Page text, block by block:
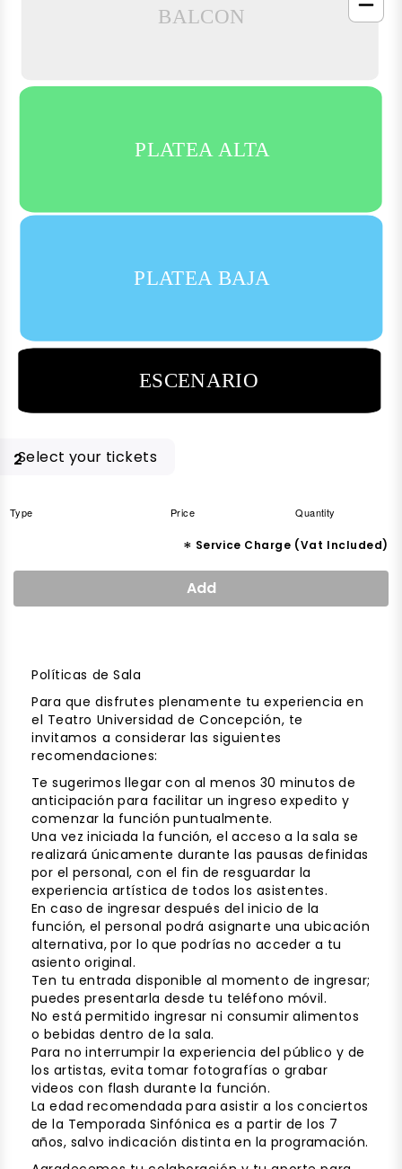
ESCENARIO
PLATEA BAJA
PLATEA ALTA
BALCON
Select your tickets
2
Type Price Quantity
* Service Charge (Vat Included)
Add
Políticas de Sala
Para que disfrutes plenamente tu experiencia en
el Teatro Universidad de Concepción, te
invitamos a considerar las siguientes
recomendaciones:
Te sugerimos llegar con al menos 30 minutos de
anticipación para facilitar un ingreso expedito y
comenzar la función puntualmente.
Una vez iniciada la función, el acceso a la sala se
realizará únicamente durante las pausas definidas
por el personal, con el fin de resguardar la
experiencia artística de todos los asistentes.
En caso de ingresar después del inicio de la
función, el personal podrá asignarte una ubicación
alternativa, por lo que podrías no acceder a tu
asiento original.
Ten tu entrada disponible al momento de ingresar;
puedes presentarla desde tu teléfono móvil.
No está permitido ingresar ni consumir alimentos
o bebidas dentro de la sala.
Para no interrumpir la experiencia del público y de
los artistas, evita tomar fotografías o grabar
videos con flash durante la función.
La edad recomendada para asistir a los conciertos
de la Temporada Sinfónica es a partir de los 7
años, salvo indicación distinta en la programación.